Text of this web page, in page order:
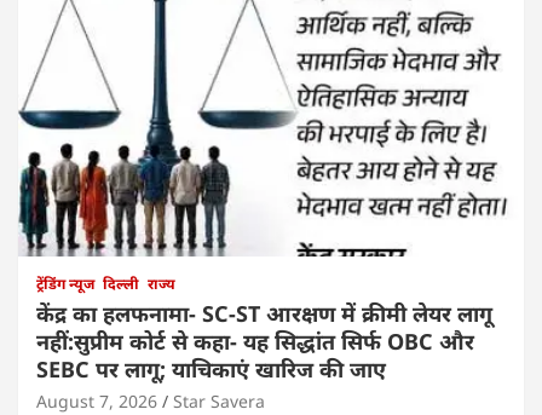
ट्रेंडिंग न्यूज दिल्ली राज्य
केंद्र का हलफनामा- SC-ST आरक्षण में क्रीमी लेयर लागू
नहीं:सुप्रीम कोर्ट से कहा- यह सिद्धांत सिर्फ OBC और
SEBC पर लागू; याचिकाएं खारिज की जाए
August 7, 2026 Star Savera